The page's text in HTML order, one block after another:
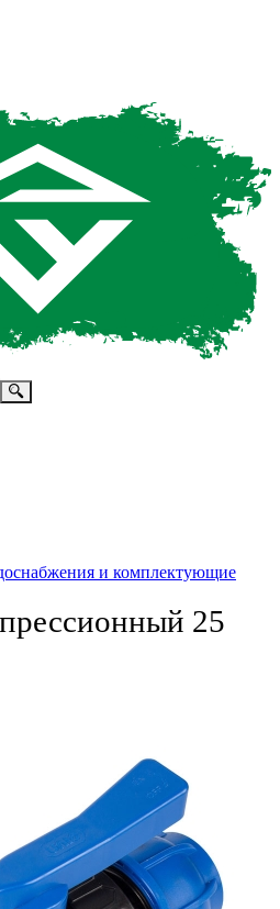
и комплектующие
25